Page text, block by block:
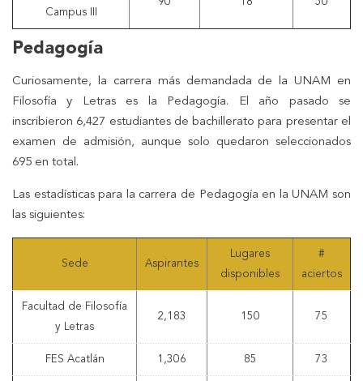
Campus III
Pedagogía
Curiosamente, la carrera más demandada de la UNAM en
Filosofía y Letras es la Pedagogía. El año pasado se
inscribieron 6,427 estudiantes de bachillerato para presentar el
examen de admisión, aunque solo quedaron seleccionados
695 en total.
Las estadísticas para la carrera de Pedagogía en la UNAM son
las siguientes:
Sede Aspirantes
Lugares
disponibles
#
aciertos
Facultad de Filosofía
y Letras
2,183 150 75
FES Acatlán 1,306 85 73